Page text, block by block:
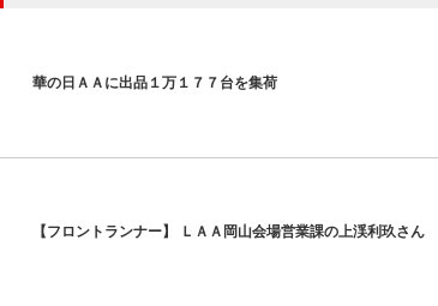
華の日ＡＡに出品１万１７７台を集荷
【フロントランナー】 ＬＡＡ岡山会場営業課の上渓利玖さん